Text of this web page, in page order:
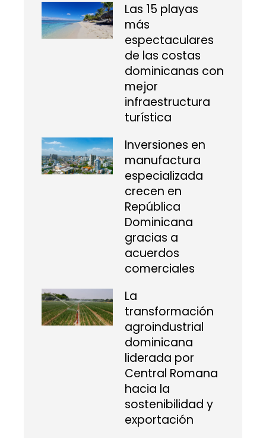
Las 15 playas
más
espectaculares
de las costas
dominicanas con
mejor
infraestructura
turística
Inversiones en
manufactura
especializada
crecen en
República
Dominicana
gracias a
acuerdos
comerciales
La
transformación
agroindustrial
dominicana
liderada por
Central Romana
hacia la
sostenibilidad y
exportación